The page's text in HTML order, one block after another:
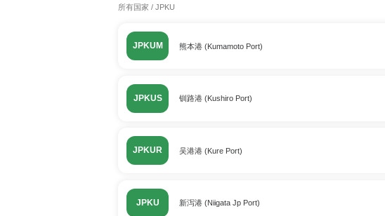
所有国家 / JPKU
JPKUM 熊本港 (Kumamoto Port)
JPKUS 钏路港 (Kushiro Port)
JPKUR 吴港港 (Kure Port)
JPKU 新泻港 (Niigata Jp Port)